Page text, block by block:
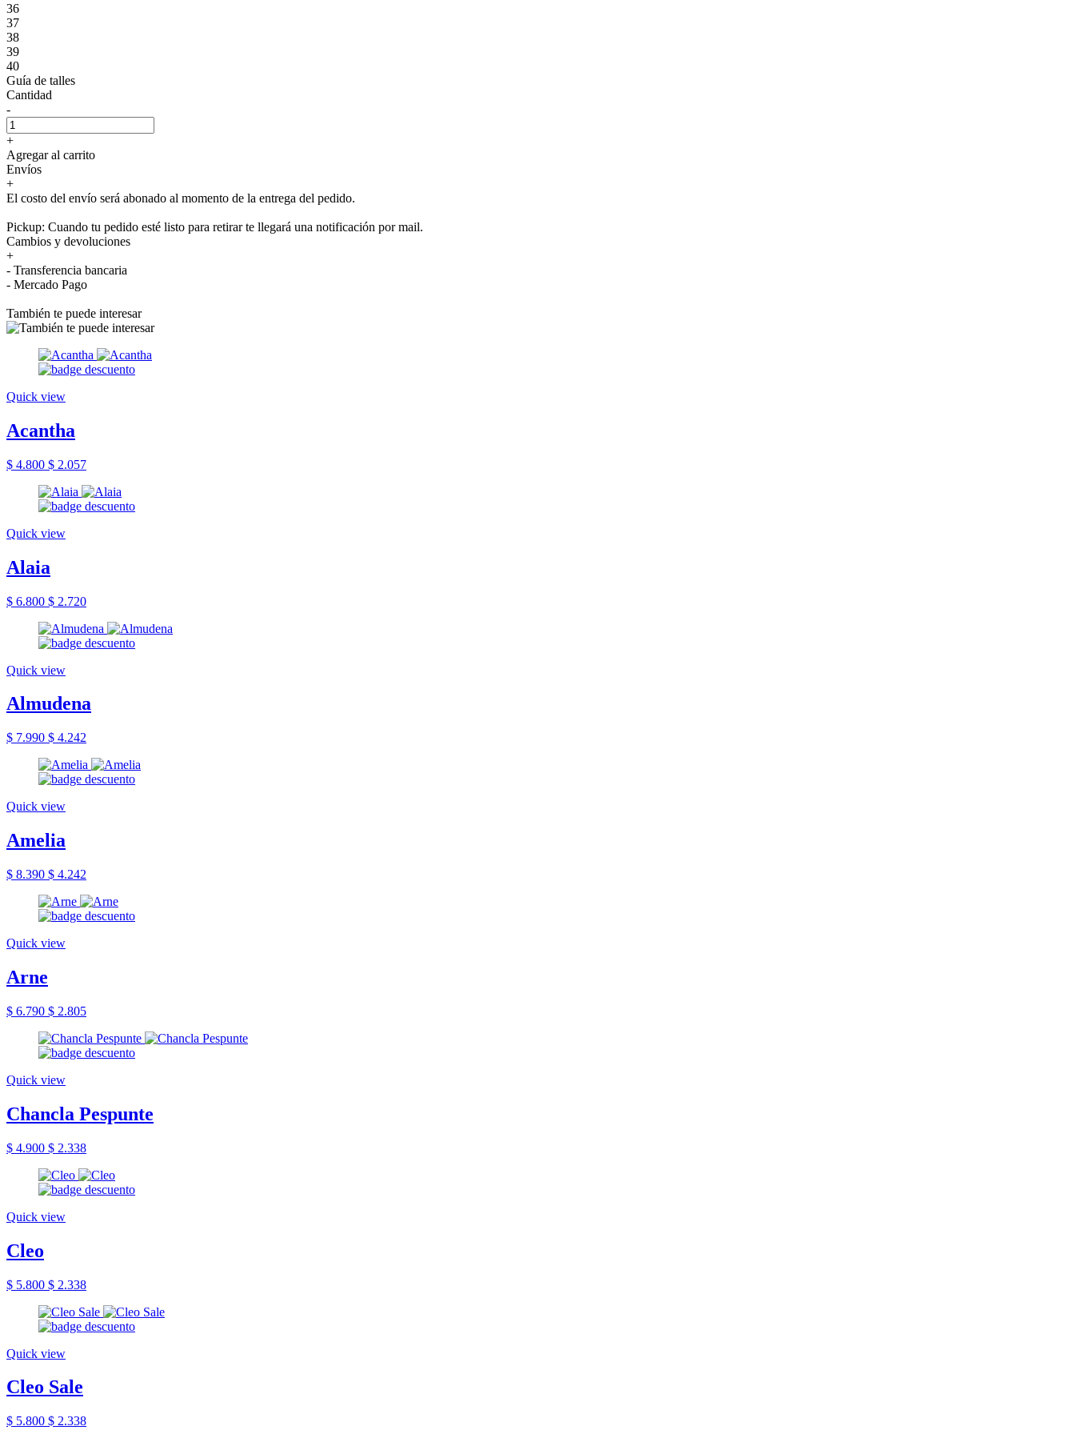
36
37
38
39
40
Guía de talles
Cantidad
-
+
Agregar al carrito
Envíos
+
El costo del envío será abonado al momento de la entrega del pedido.
Pickup: Cuando tu pedido esté listo para retirar te llegará una notificación por mail.
Cambios y devoluciones
+
- Transferencia bancaria
- Mercado Pago
También te puede interesar
Quick view
Acantha
$ 4.800 $ 2.057
Quick view
Alaia
$ 6.800 $ 2.720
Quick view
Almudena
$ 7.990 $ 4.242
Quick view
Amelia
$ 8.390 $ 4.242
Quick view
Arne
$ 6.790 $ 2.805
Quick view
Chancla Pespunte
$ 4.900 $ 2.338
Quick view
Cleo
$ 5.800 $ 2.338
Quick view
Cleo Sale
$ 5.800 $ 2.338